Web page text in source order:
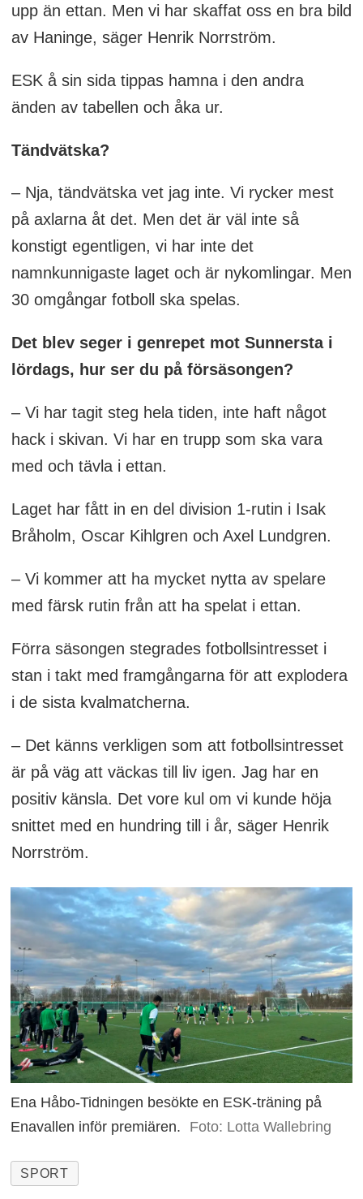
Hammarby TFF
IF Karlstad Fotboll
IFK Haninge från div 2)
IFK Stocksund
Karlbergs BK
Nordic United FC
Sollentuna FK
Vasalund IF
Örebro Syrianska IF
upp än ettan. Men vi har skaffat oss en bra bild
av Haninge, säger Henrik Norrström.
ESK å sin sida tippas hamna i den andra
änden av tabellen och åka ur.
Tändvätska?
– Nja, tändvätska vet jag inte. Vi rycker mest
på axlarna åt det. Men det är väl inte så
konstigt egentligen, vi har inte det
namnkunnigaste laget och är nykomlingar. Men
30 omgångar fotboll ska spelas.
Det blev seger i genrepet mot Sunnersta i
lördags, hur ser du på försäsongen?
– Vi har tagit steg hela tiden, inte haft något
hack i skivan. Vi har en trupp som ska vara
med och tävla i ettan.
Laget har fått in en del division 1-rutin i Isak
Bråholm, Oscar Kihlgren och Axel Lundgren.
– Vi kommer att ha mycket nytta av spelare
med färsk rutin från att ha spelat i ettan.
Förra säsongen stegrades fotbollsintresset i
stan i takt med framgångarna för att explodera
i de sista kvalmatcherna.
– Det känns verkligen som att fotbollsintresset
är på väg att väckas till liv igen. Jag har en
positiv känsla. Det vore kul om vi kunde höja
snittet med en hundring till i år, säger Henrik
Norrström.
Ena Håbo-Tidningen besökte en ESK-träning på
Enavallen inför premiären.
Foto: Lotta Wallebring
SPORT